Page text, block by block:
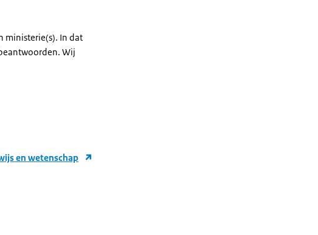
ministerie(s). In dat
Wij
en wetenschap